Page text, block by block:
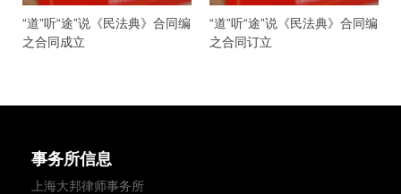
“道”听“途”说《民法典》合同编
之合同成立
“道”听“途”说《民法典》合同编
之合同订立
事务所信息
上海大邦律师事务所